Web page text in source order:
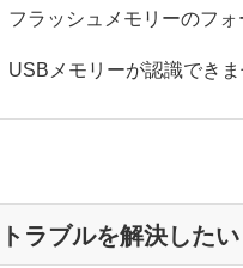
フラッシュメモリーのフォ
USBメモリーが認識でき
トラブルを解決したい